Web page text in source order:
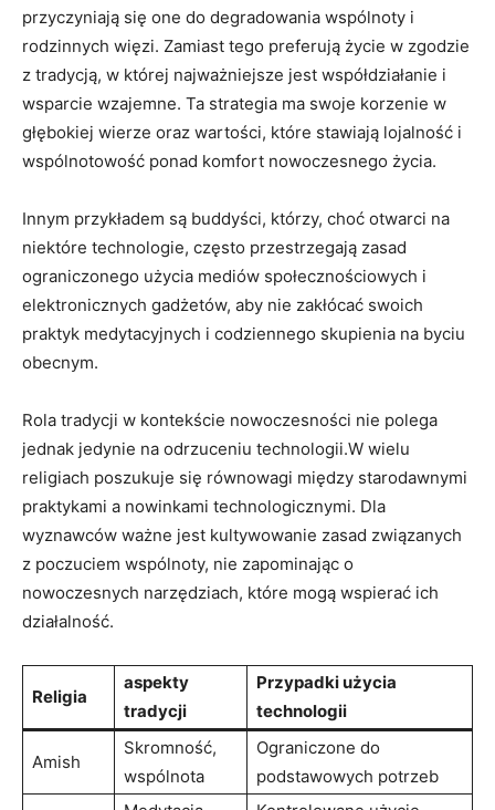
przyczyniają się ⁢one do degradowania wspólnoty i
rodzinnych więzi.⁤ Zamiast tego ‌preferują⁢ życie w zgodzie
z ‍tradycją, ⁣w której najważniejsze‍ jest współdziałanie ‌i
wsparcie wzajemne. Ta strategia ma swoje korzenie w
głębokiej wierze oraz wartości,⁣ które stawiają lojalność ‌i
wspólnotowość ponad komfort nowoczesnego‍ życia.
Innym przykładem ‍są buddyści, którzy,⁣ choć otwarci na
niektóre technologie, często ⁤przestrzegają zasad
ograniczonego użycia mediów społecznościowych i
elektronicznych gadżetów, aby nie zakłócać swoich
praktyk medytacyjnych i codziennego skupienia⁢ na byciu
obecnym.
Rola tradycji w kontekście nowoczesności nie polega
jednak jedynie na ⁤odrzuceniu technologii.W⁣ wielu
religiach poszukuje się równowagi ‍między starodawnymi
praktykami a‌ nowinkami technologicznymi. Dla
wyznawców ważne jest kultywowanie zasad związanych
z poczuciem wspólnoty, nie zapominając o
nowoczesnych narzędziach, które mogą wspierać ich
działalność.
Religia
aspekty
tradycji
Przypadki użycia
technologii
Amish
Skromność,
wspólnota
Ograniczone do
podstawowych potrzeb